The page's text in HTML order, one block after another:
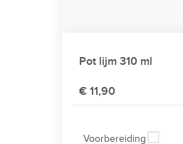
Pot lijm 310 ml
€ 11,90
Voorbereiding